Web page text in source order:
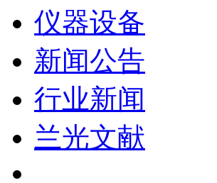
仪器设备
新闻公告
行业新闻
兰光文献